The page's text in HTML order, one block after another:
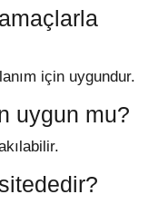
için uygundur.
uygun mu?